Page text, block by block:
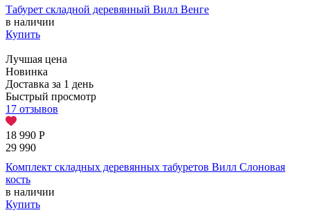
Табурет складной деревянный Вилл Венге
в наличии
Купить
Лучшая цена
Новинка
Доставка за 1 день
Быстрый просмотр
17 отзывов
18 990 Р
29 990
Комплект складных деревянных табуретов Вилл Слоновая
кость
в наличии
Купить